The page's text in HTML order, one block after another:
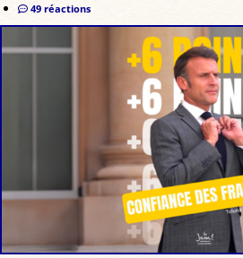
49 réactions